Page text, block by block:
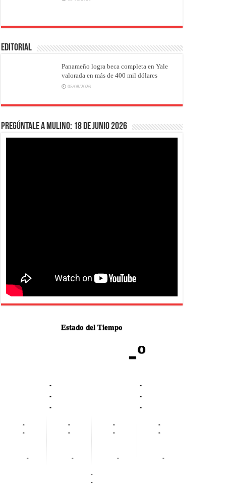
EDITORIAL
Panameño logra beca completa en Yale
valorada en más de 400 mil dólares
05/08/2026
Pregúntale a Mulino: 18 de junio 2026
Estado del Tiempo
-º
-
-
-
-
-
-
-
-
-
-
-
-
-
-
-
-
-
-
-
-